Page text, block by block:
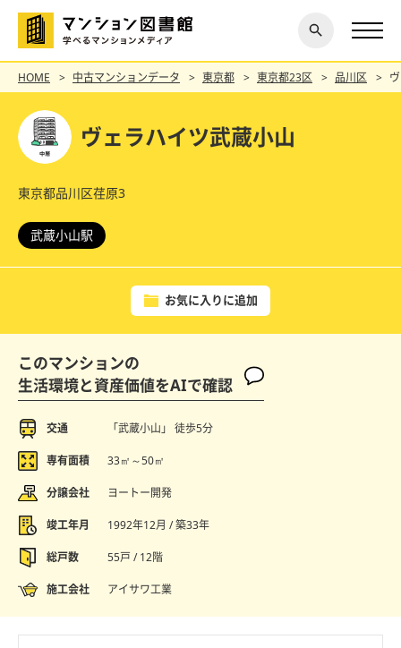
探す
閉じ
る
HOME 中古マンションデータ 東京都 東京都23区 品川区
ヴェラハイツ武蔵小山
東京都品川区荏原3
武蔵小山駅
お気に入りに追加
このマンションの
生活環境と資産価値をAIで確認
交通 「武蔵小山」 徒歩5分
専有面積 33㎡～50㎡
分譲会社 ヨートー開発
竣工年月 1992年12月 / 築33年
総戸数 55戸 / 12階
施工会社 アイサワ工業